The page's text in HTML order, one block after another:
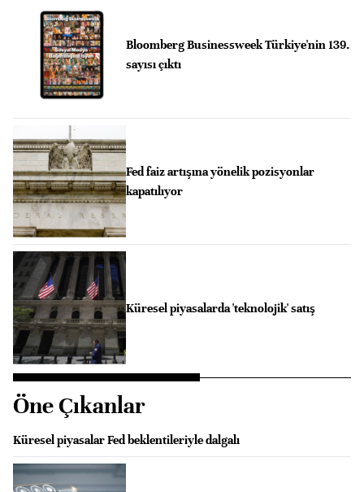
Bloomberg Businessweek Türkiye'nin 139.
sayısı çıktı
Fed faiz artışına yönelik pozisyonlar
kapatılıyor
Küresel piyasalarda 'teknolojik' satış
Öne Çıkanlar
Küresel piyasalar Fed beklentileriyle dalgalı